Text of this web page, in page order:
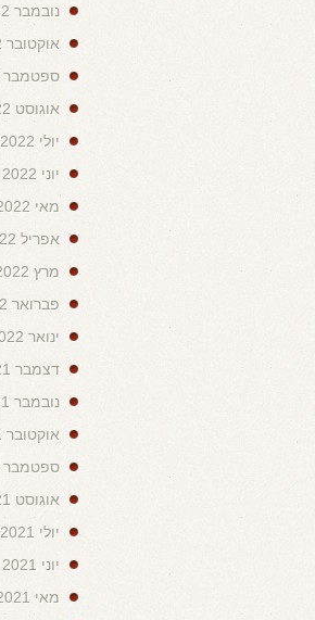
נובמבר 2022
אוקטובר 2022
ספטמבר 2022
אוגוסט 2022
יולי 2022
יוני 2022
מאי 2022
אפריל 2022
מרץ 2022
פברואר 2022
ינואר 2022
דצמבר 2021
נובמבר 2021
אוקטובר 2021
ספטמבר 2021
אוגוסט 2021
יולי 2021
יוני 2021
מאי 2021